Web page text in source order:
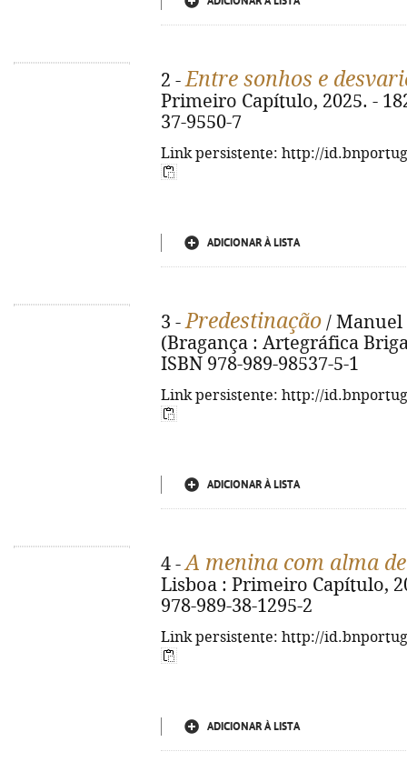
2 -Entre sonhos e
Primeiro Capítulo, 2025. -
37-9550-7
Link persistente: http://
ADICIONAR À LISTA
3 -Predestinação / Manuel
(Bragança : Artegráfica
ISBN 978-989-98537-5-1
Link persistente: http://
ADICIONAR À LISTA
4 -A menina com alma
Lisboa : Primeiro Capítulo,
978-989-38-1295-2
Link persistente: http://
ADICIONAR À LISTA